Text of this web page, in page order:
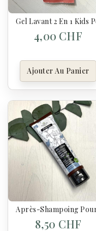
Gel Lavant 2 En 1 Kids
4,00 CHF
Ajouter Au Panier
Après-Shampoing
8,50 CHF